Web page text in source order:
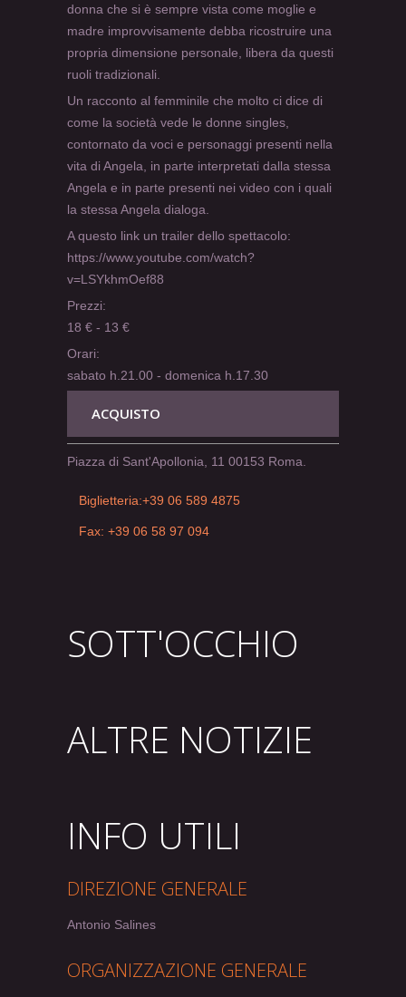
donna che si è sempre vista come moglie e
madre improvvisamente debba ricostruire una
propria dimensione personale, libera da questi
ruoli tradizionali.
Un racconto al femminile che molto ci dice di
come la società vede le donne singles,
contornato da voci e personaggi presenti nella
vita di Angela, in parte interpretati dalla stessa
Angela e in parte presenti nei video con i quali
la stessa Angela dialoga.
A questo link un trailer dello spettacolo:
https://www.youtube.com/watch?
v=LSYkhmOef88
Prezzi:
18 € - 13 €
Orari:
sabato h.21.00 - domenica h.17.30
ACQUISTO
Piazza di Sant'Apollonia, 11 00153 Roma.
Biglietteria:+39 06 589 4875
Fax: +39 06 58 97 094
SOTT'OCCHIO
ALTRE NOTIZIE
INFO UTILI
DIREZIONE GENERALE
Antonio Salines
ORGANIZZAZIONE GENERALE